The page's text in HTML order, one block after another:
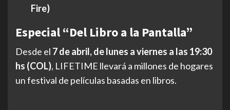
Fire)
Especial “Del Libro a la Pantalla”
Desde el 7 de abril, de lunes a viernes a las 19:30
hs (COL), LIFETIME llevará a millones de hogares
un festival de películas basadas en libros.